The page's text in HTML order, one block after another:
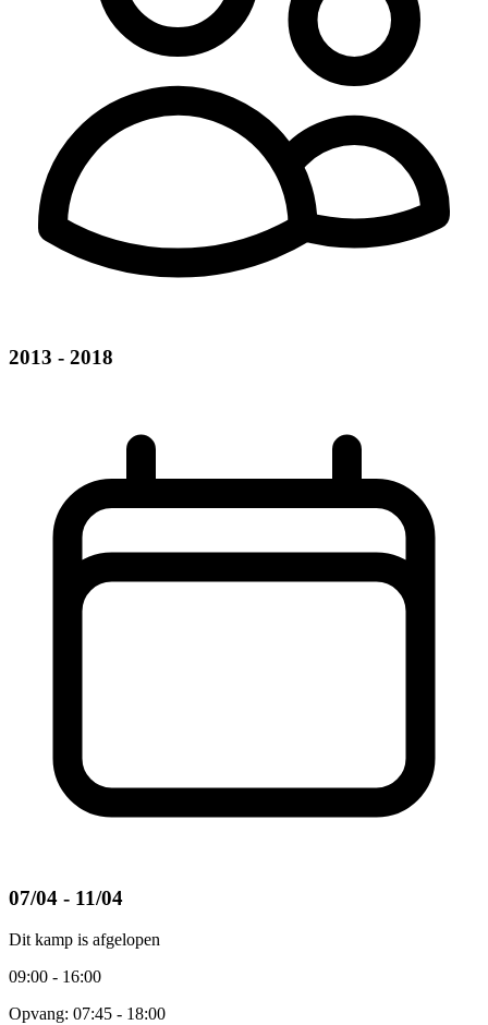
2013 - 2018
07/04 - 11/04
Dit kamp is afgelopen
09:00 - 16:00
Opvang: 07:45 - 18:00